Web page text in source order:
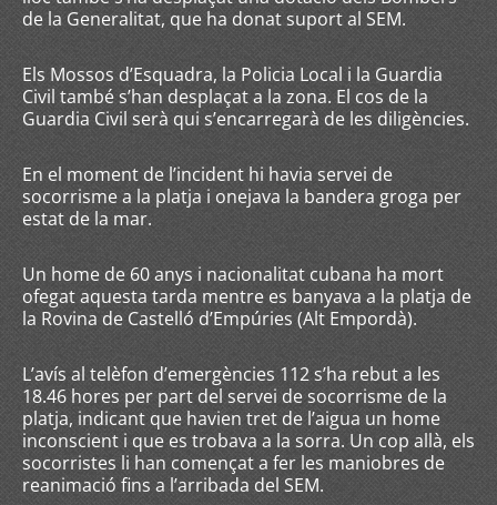
de la Generalitat, que ha donat suport al SEM.
Els Mossos d’Esquadra, la Policia Local i la Guardia
Civil també s’han desplaçat a la zona. El cos de la
Guardia Civil serà qui s’encarregarà de les diligències.
En el moment de l’incident hi havia servei de
socorrisme a la platja i onejava la bandera groga per
estat de la mar.
Un home de 60 anys i nacionalitat cubana ha mort
ofegat aquesta tarda mentre es banyava a la platja de
la Rovina de Castelló d’Empúries (Alt Empordà).
L’avís al telèfon d’emergències 112 s’ha rebut a les
18.46 hores per part del servei de socorrisme de la
platja, indicant que havien tret de l’aigua un home
inconscient i que es trobava a la sorra. Un cop allà, els
socorristes li han començat a fer les maniobres de
reanimació fins a l’arribada del SEM.